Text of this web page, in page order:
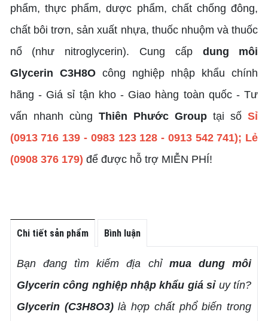
phẩm, thực phẩm, dược phẩm, chất chống đông,
chất bôi trơn, sản xuất nhựa, thuốc nhuộm và thuốc
nổ (như nitroglycerin). Cung cấp dung môi
Glycerin C3H8Ocông nghiệp nhập khẩu chính
hãng - Giá sỉ tận kho - Giao hàng toàn quốc - Tư
vấn nhanh cùng Thiên Phước Grouptại số Sỉ
(0913 716 139 - 0983 123 128 - 0913 542 741); Lẻ
(0908 376 179) để được hỗ trợ MIỄN PHÍ!
Chi tiết sản phẩm Bình luận
Bạn đang tìm kiếm địa chỉ mua dung môi
Glycerin công nghiệp nhập khẩu giá sỉuy tín?
Glycerin (C3H8O3)là hợp chất phổ biến trong